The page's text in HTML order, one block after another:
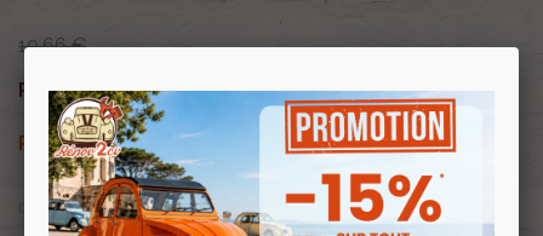
10,66 €
Prix public :9,06 €TTC
Prix clubRenov 2cv: 9,06 €TTC
OU PAYER EN